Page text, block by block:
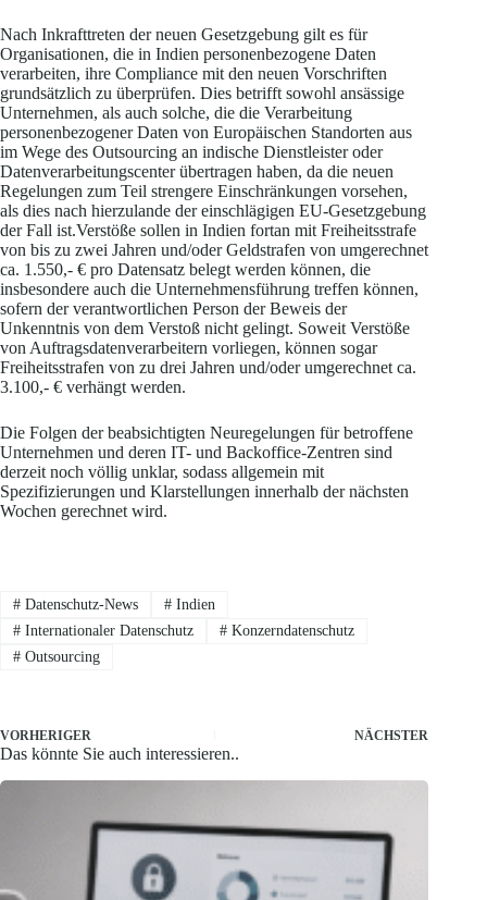
Nach Inkrafttreten der neuen Gesetzgebung gilt es für
Organisationen, die in Indien personenbezogene Daten
verarbeiten, ihre Compliance mit den neuen Vorschriften
grundsätzlich zu überprüfen. Dies betrifft sowohl ansässige
Unternehmen, als auch solche, die die Verarbeitung
personenbezogener Daten von Europäischen Standorten aus
im Wege des Outsourcing an indische Dienstleister oder
Datenverarbeitungscenter übertragen haben, da die neuen
Regelungen zum Teil strengere Einschränkungen vorsehen,
als dies nach hierzulande der einschlägigen EU-Gesetzgebung
der Fall ist.Verstöße sollen in Indien fortan mit Freiheitsstrafe
von bis zu zwei Jahren und/oder Geldstrafen von umgerechnet
ca. 1.550,- € pro Datensatz belegt werden können, die
insbesondere auch die Unternehmensführung treffen können,
sofern der verantwortlichen Person der Beweis der
Unkenntnis von dem Verstoß nicht gelingt. Soweit Verstöße
von Auftragsdatenverarbeitern vorliegen, können sogar
Freiheitsstrafen von zu drei Jahren und/oder umgerechnet ca.
3.100,- € verhängt werden.
Die Folgen der beabsichtigten Neuregelungen für betroffene
Unternehmen und deren IT- und Backoffice-Zentren sind
derzeit noch völlig unklar, sodass allgemein mit
Spezifizierungen und Klarstellungen innerhalb der nächsten
Wochen gerechnet wird.
#Datenschutz-News #Indien
#Internationaler Datenschutz #Konzerndatenschutz
#Outsourcing
VORHERIGER NÄCHSTER
Das könnte Sie auch interessieren..